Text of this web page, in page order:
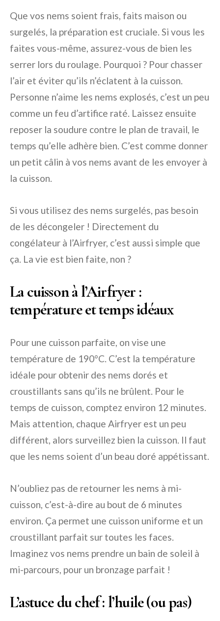
Que vos nems soient frais, faits maison ou
surgelés, la préparation est cruciale. Si vous les
faites vous-même, assurez-vous de bien les
serrer lors du roulage. Pourquoi ? Pour chasser
l’air et éviter qu’ils n’éclatent à la cuisson.
Personne n’aime les nems explosés, c’est un peu
comme un feu d’artifice raté. Laissez ensuite
reposer la soudure contre le plan de travail, le
temps qu’elle adhère bien. C’est comme donner
un petit câlin à vos nems avant de les envoyer à
la cuisson.
Si vous utilisez des nems surgelés, pas besoin
de les décongeler ! Directement du
congélateur à l’Airfryer, c’est aussi simple que
ça. La vie est bien faite, non ?
La cuisson à l’Airfryer :
température et temps idéaux
Pour une cuisson parfaite, on vise une
température de 190°C. C’est la température
idéale pour obtenir des nems dorés et
croustillants sans qu’ils ne brûlent. Pour le
temps de cuisson, comptez environ 12 minutes.
Mais attention, chaque Airfryer est un peu
différent, alors surveillez bien la cuisson. Il faut
que les nems soient d’un beau doré appétissant.
N’oubliez pas de retourner les nems à mi-
cuisson, c’est-à-dire au bout de 6 minutes
environ. Ça permet une cuisson uniforme et un
croustillant parfait sur toutes les faces.
Imaginez vos nems prendre un bain de soleil à
mi-parcours, pour un bronzage parfait !
L’astuce du chef : l’huile (ou pas)